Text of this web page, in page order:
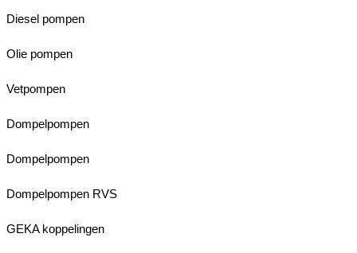
Diesel pompen
Olie pompen
Vetpompen
Dompelpompen
Dompelpompen
Dompelpompen RVS
GEKA koppelingen